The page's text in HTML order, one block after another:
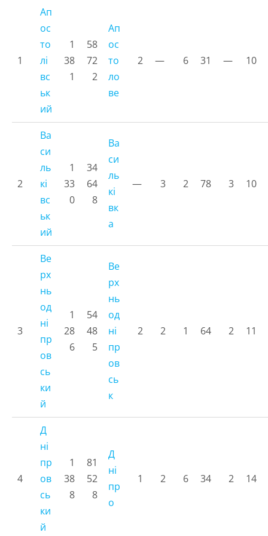
1
Ап
ос
то
лі
вс
ьк
ий
1
38
1
58
72
2
Ап
ос
то
ло
ве
2 — 6 31 — 10
2
Ва
си
ль
кі
вс
ьк
ий
1
33
0
34
64
8
Ва
си
ль
кі
вк
а
— 3 2 78 3 10
3
Ве
рх
нь
од
ні
пр
ов
сь
ки
й
1
28
6
54
48
5
Ве
рх
нь
од
ні
пр
ов
сь
к
2 2 1 64 2 11
4
Д
ні
пр
ов
сь
ки
й
1
38
8
81
52
8
Д
ні
пр
о
1 2 6 34 2 14